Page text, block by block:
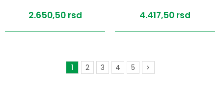
2.650,50 rsd 4.417,50 rsd
1 2 3 4 5